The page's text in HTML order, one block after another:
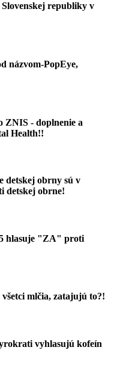
republiky v
názvom-PopEye,
ZNIS - doplnenie a
Health!!
detskej obrny sú v
detskej obrne!
hlasuje "ZA" proti
mlčia, zatajujú to?!
vyhlasujú kofeín